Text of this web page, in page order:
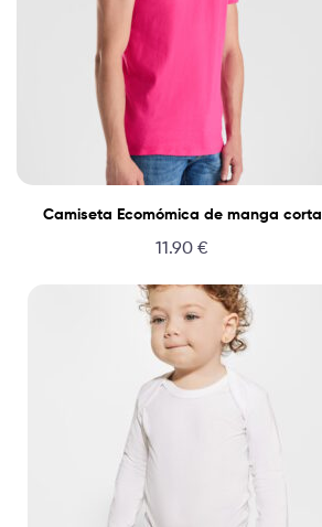
Camiseta Ecomómica de manga corta
11.90 €